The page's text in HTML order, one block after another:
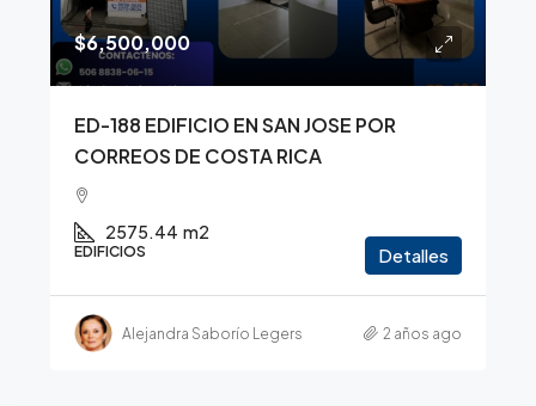
$6,500,000
ED-188 EDIFICIO EN SAN JOSE POR
CORREOS DE COSTA RICA
2575.44 m2
EDIFICIOS Detalles
Alejandra Saborío Legers 2 años ago